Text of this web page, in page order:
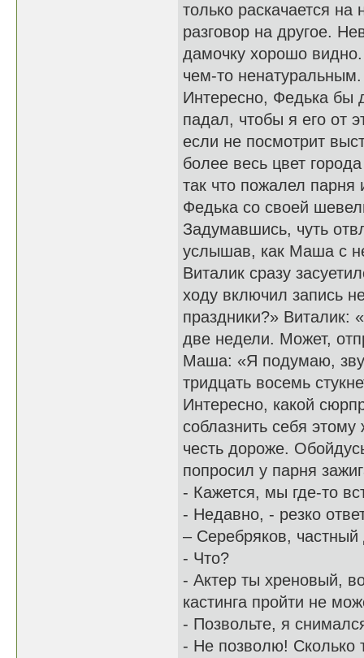
только раскачается
разговор на другое.
дамочку хорошо видно.
чем-то
Интересно, Федька бы
падал, чтобы я его от
если не посмотрит
более весь цвет
так что пожалел парня
Федька со своей
Задумавшись, чуть
услышав, как Маша с
Виталик сразу
ходу включил запись
праздники?» Виталик:
две недели. Может,
Маша: «Я подумаю,
тридцать восемь
Интересно, какой
соблазнить себя
честь дороже.
попросил у парня
- Кажется, мы где-то
- Недавно, - резко
– Серебряков,
- Что?
- Актер ты хреновый,
кастинга пройти не
- Позвольте, я
- Не позволю! Сколько